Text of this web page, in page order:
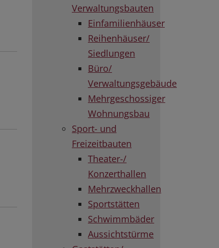
Verwaltungsbauten
Einfamilienhäuser
Reihenhäuser/
Siedlungen
Büro/
Verwaltungsgebäude
Mehrgeschossiger
Wohnungsbau
Sport- und
Freizeitbauten
Theater-/
Konzerthallen
Mehrzweckhallen
Sportstätten
Schwimmbäder
Aussichtstürme